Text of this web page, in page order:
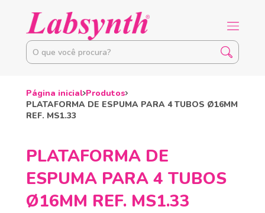
Página inicial Produtos
PLATAFORMA DE ESPUMA PARA 4 TUBOS Ø16MM
REF. MS1.33
PLATAFORMA DE
ESPUMA PARA 4 TUBOS
Ø16MM REF. MS1.33